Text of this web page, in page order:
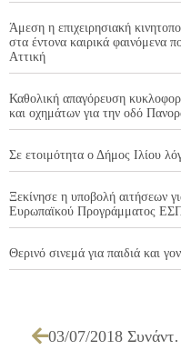
Άμεση η επιχειρησιακή
στα έντονα καιρικά φαινόμενα
Αττική
Καθολική απαγόρευση
και οχημάτων για την οδό
Σε ετοιμότητα ο Δήμος Ιλίου
Ξεκίνησε η υποβολή αιτήσεων
Ευρωπαϊκού Προγράμματος
Θερινό σινεμά για παιδιά και
03/07/2018